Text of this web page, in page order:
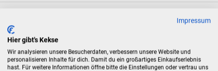
Kunden kauften auch
Impressum
Hier gibt's Kekse
Wir analysieren unsere Besucherdaten, verbessern unsere Website und
personalisieren Inhalte für dich. Damit du ein großartiges Einkaufserlebnis
hast. Für weitere Informationen öffne bitte die Einstellungen oder vertrau uns